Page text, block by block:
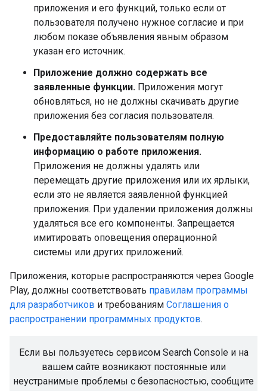
приложения и его функций, только если от
пользователя получено нужное согласие и при
любом показе объявления явным образом
указан его источник.
Приложение должно содержать все
заявленные функции. Приложения могут
обновляться, но не должны скачивать другие
приложения без согласия пользователя.
Предоставляйте пользователям полную
информацию о работе приложения.
Приложения не должны удалять или
перемещать другие приложения или их ярлыки,
если это не является заявленной функцией
приложения. При удалении приложения должны
удаляться все его компоненты. Запрещается
имитировать оповещения операционной
системы или других приложений.
Приложения, которые распространяются через Google
Play, должны соответствовать правилам программы
для разработчиков и требованиям Соглашения о
распространении программных продуктов.
Если вы пользуетесь сервисом Search Console и на
вашем сайте возникают постоянные или
неустранимые проблемы с безопасностью, сообщите